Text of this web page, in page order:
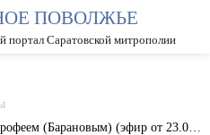
А А
ПОВОЛЖЬЕ
портал Саратовской митрополии
(Барановым) (эфир от 23.06.12)